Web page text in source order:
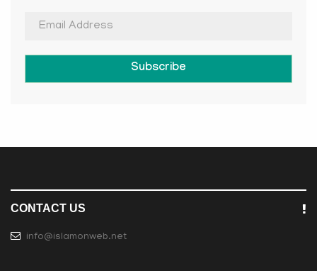
Subscribe
CONTACT US
info@islamonweb.net